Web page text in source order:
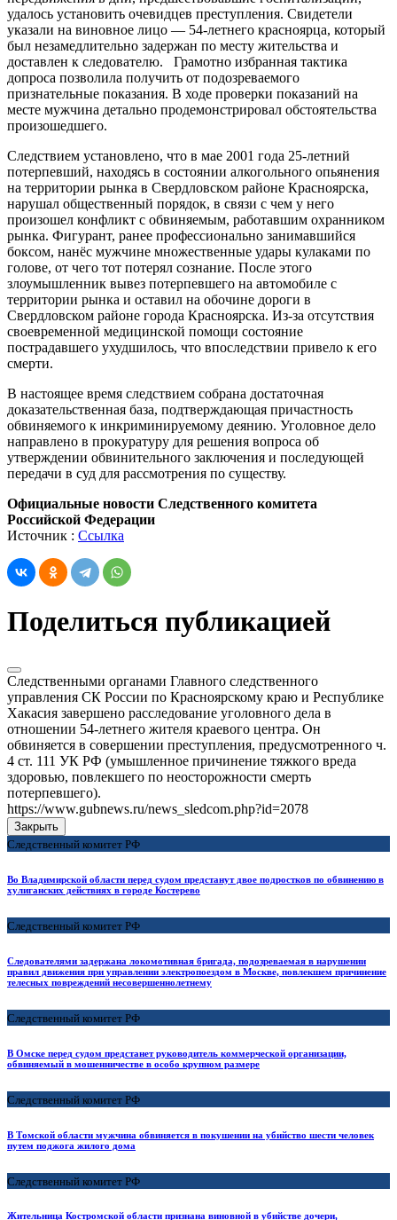
удалось установить очевидцев преступления. Свидетели
указали на виновное лицо — 54‑летнего красноярца, который
был незамедлительно задержан по месту жительства и
доставлен к следователю. Грамотно избранная тактика
допроса позволила получить от подозреваемого
признательные показания. В ходе проверки показаний на
месте мужчина детально продемонстрировал обстоятельства
произошедшего.
Следствием установлено, что в мае 2001 года 25‑летний
потерпевший, находясь в состоянии алкогольного опьянения
на территории рынка в Свердловском районе Красноярска,
нарушал общественный порядок, в связи с чем у него
произошел конфликт с обвиняемым, работавшим охранником
рынка. Фигурант, ранее профессионально занимавшийся
боксом, нанёс мужчине множественные удары кулаками по
голове, от чего тот потерял сознание. После этого
злоумышленник вывез потерпевшего на автомобиле с
территории рынка и оставил на обочине дороги в
Свердловском районе города Красноярска. Из‑за отсутствия
своевременной медицинской помощи состояние
пострадавшего ухудшилось, что впоследствии привело к его
смерти.
В настоящее время следствием собрана достаточная
доказательственная база, подтверждающая причастность
обвиняемого к инкриминируемому деянию. Уголовное дело
направлено в прокуратуру для решения вопроса об
утверждении обвинительного заключения и последующей
передачи в суд для рассмотрения по существу.
Официальные новости Следственного комитета
Российской Федерации
Источник : Ссылка
Поделиться публикацией
Следственными органами Главного следственного
управления СК России по Красноярскому краю и Республике
Хакасия завершено расследование уголовного дела в
отношении 54-летнего жителя краевого центра. Он
обвиняется в совершении преступления, предусмотренного ч.
4 ст. 111 УК РФ (умышленное причинение тяжкого вреда
здоровью, повлекшего по неосторожности смерть
потерпевшего).
https://www.gubnews.ru/news_sledcom.php?id=2078
Закрыть
Следственный комитет РФ
Во Владимирской области перед судом предстанут двое подростков по обвинению в
хулиганских действиях в городе Костерево
Следственный комитет РФ
Следователями задержана локомотивная бригада, подозреваемая в нарушении
правил движения при управлении электропоездом в Москве, повлекшем причинение
телесных повреждений несовершеннолетнему
Следственный комитет РФ
В Омске перед судом предстанет руководитель коммерческой организации,
обвиняемый в мошенничестве в особо крупном размере
Следственный комитет РФ
В Томской области мужчина обвиняется в покушении на убийство шести человек
путем поджога жилого дома
Следственный комитет РФ
Жительница Костромской области признана виновной в убийстве дочери,